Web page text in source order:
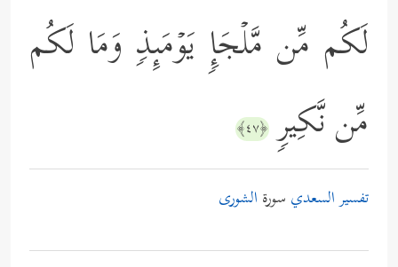
لَكُم مِّن مَّلۡجَإࣲ یَوۡمَىِٕذࣲ وَمَا لَكُم
مِّن نَّكِیرࣲ ﴿٤٧﴾
تفسير السعدي سورة الشورى